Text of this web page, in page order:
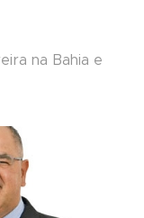
na Bahia e